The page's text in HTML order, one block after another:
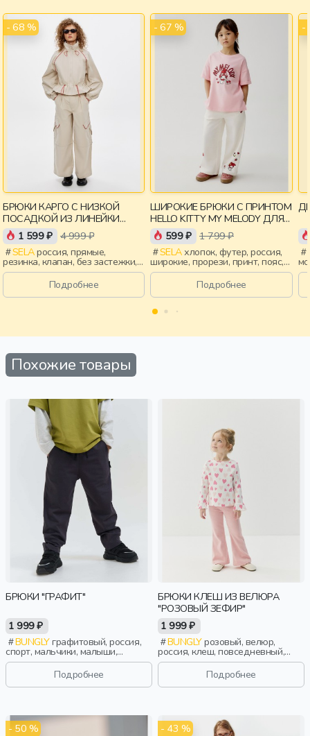
- 68 %
БРЮКИ КАРГО С НИЗКОЙ
ПОСАДКОЙ ИЗ ЛИНЕЙКИ
YOUNG1 599 ₽ 4 999 ₽
SELAроссия, прямые,
резинка, клапан, без застежки,
пояс, девочки,
старшеклассники, дети
Подробнее
- 67 %
ШИРОКИЕ БРЮКИ С ПРИНТОМ
HELLO KITTY MY MELODY ДЛЯ
ДЕВОЧЕК
599 ₽ 1 799 ₽
SELAхлопок, футер, россия,
широкие, прорези, принт, пояс,
эластичные, девочки, дети
Подробнее
-
Похожие товары
БРЮКИ "ГРАФИТ"
1 999 ₽
BUNGLYграфитовый, россия,
спорт, мальчики, малыши,
дошкольники, дети
Подробнее
БРЮКИ КЛЕШ ИЗ ВЕЛЮРА
"РОЗОВЫЙ ЗЕФИР"
1 999 ₽
BUNGLYрозовый, велюр,
россия, клеш, повседневный,
актив, девочки, малыши,
дошкольники, дети
Подробнее
- 50 % - 43 %